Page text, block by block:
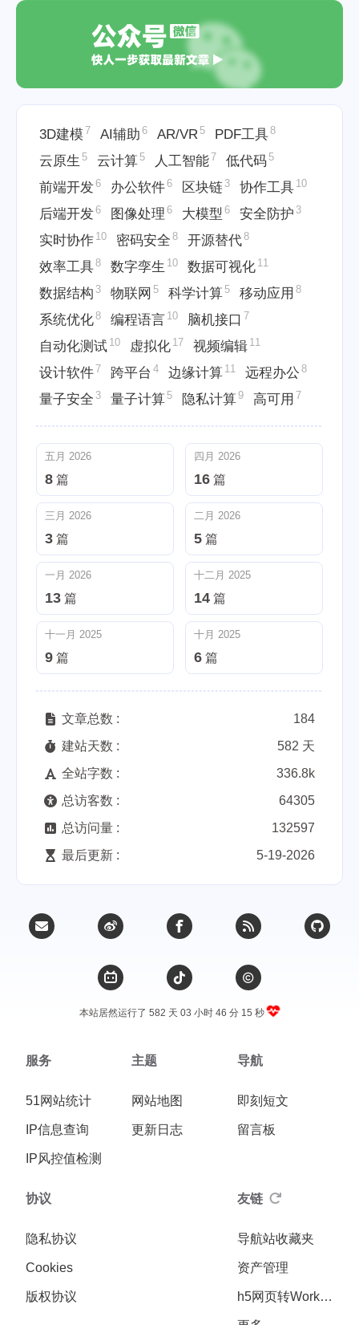
3D建模 7 AI辅助 6 AR/VR 5 PDF工具8
云原生 5 云计算 5 人工智能7 低代码 5
前端开发6 办公软件6 区块链 3 协作工具 10
后端开发6 图像处理 6 大模型 6 安全防护 3
实时协作 10 密码安全 8 开源替代8
效率工具8 数字孪生 10 数据可视化 11
数据结构 3 物联网 5 科学计算 5 移动应用 8
系统优化8 编程语言 10 脑机接口 7
自动化测试 10 虚拟化 17 视频编辑 11
设计软件7 跨平台 4 边缘计算 11 远程办公 8
量子安全 3 量子计算 5 隐私计算9 高可用 7
五月 2026
8 篇
四月 2026
16 篇
三月 2026
3 篇
二月 2026
5 篇
一月 2026
13 篇
十二月 2025
14 篇
十一月 2025
9 篇
十月 2025
6 篇
文章总数 :
184
建站天数 :
582 天
全站字数 :
336.8k
总访客数 :
64305
总访问量 :
132597
最后更新 :
5-19-2026
本站居然运行了 582 天 03 小时 46 分 15 秒
服务
51网站统计
IP信息查询
IP风控值检测
主题
网站地图
更新日志
导航
即刻短文
留言板
协议
隐私协议
Cookies
版权协议
友链
导航站收藏夹
资产管理
h5网页转Workers